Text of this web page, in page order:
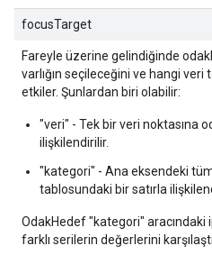
focusTarget
Fareyle üzerine gelindiğinde
varlığın seçileceğini ve hangi
etkiler. Şunlardan biri olabilir:
"veri" - Tek bir veri noktasına
ilişkilendirilir.
"kategori" - Ana eksendeki tüm
tablosundaki bir satırla
OdakHedef "kategori"
farklı serilerin değerlerini